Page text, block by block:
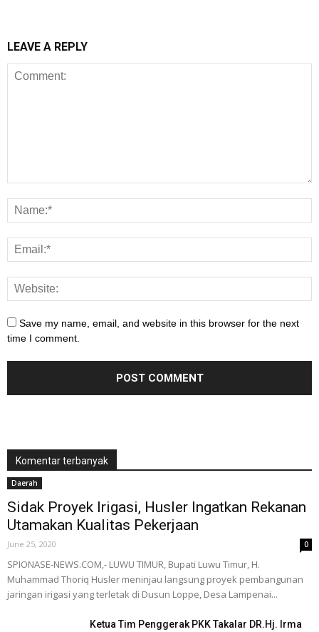
LEAVE A REPLY
Save my name, email, and website in this browser for the next
time I comment.
Komentar terbanyak
Daerah
Sidak Proyek Irigasi, Husler Ingatkan Rekanan
Utamakan Kualitas Pekerjaan
June 25, 2020 0
SPIONASE-NEWS.COM,- LUWU TIMUR, Bupati Luwu Timur, H.
Muhammad Thoriq Husler meninjau langsung proyek pembangunan
jaringan irigasi yang terletak di Dusun Loppe, Desa Lampenai...
Ketua Tim Penggerak PKK Takalar DR.Hj. Irma